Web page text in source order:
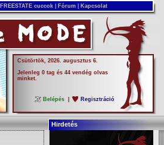
FREESTATE cuccok Fórum Kapcsolat
Csütörtök, 2026. augusztus 6.
Jelenleg 0 tag és 44 vendég olvas
minket.
Belépés Regisztráció
Hirdetés